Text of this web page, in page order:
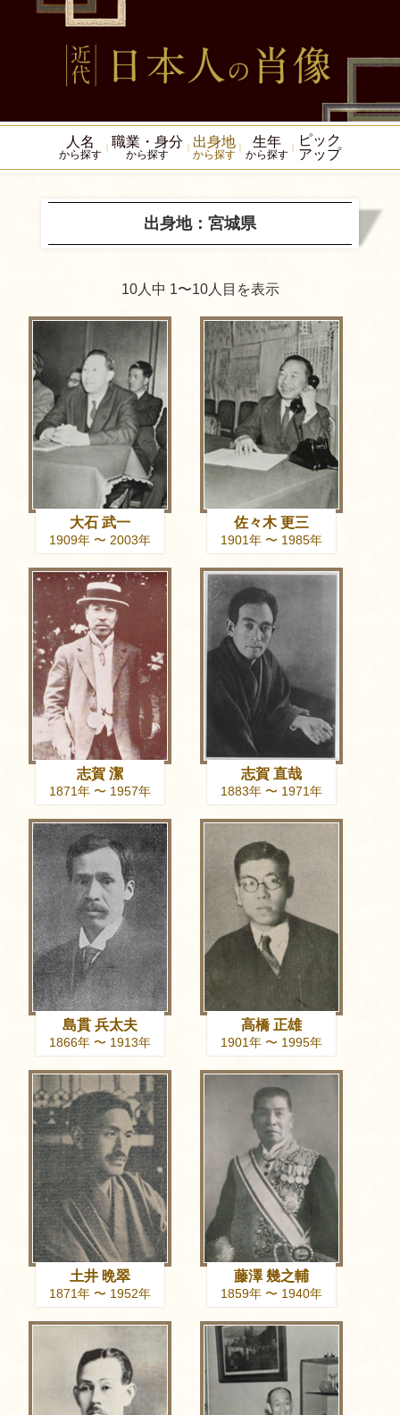
人名
から探す
職業・身分
から探す
出身地
から探す
生年
から探す
ピック
アップ
出身地：宮城県
10人中 1〜10人目を表示
大石 武一
1909年 〜 2003年
佐々木 更三
1901年 〜 1985年
志賀 潔
1871年 〜 1957年
志賀 直哉
1883年 〜 1971年
島貫 兵太夫
1866年 〜 1913年
高橋 正雄
1901年 〜 1995年
土井 晩翠
1871年 〜 1952年
藤澤 幾之輔
1859年 〜 1940年